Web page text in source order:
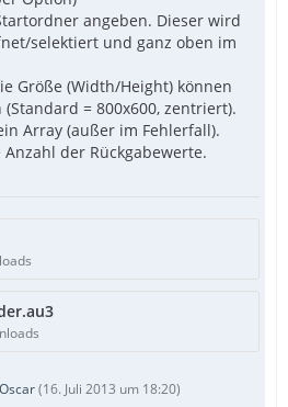
angeben. Dieser wird
selektiert und ganz oben im
Größe (Width/Height) können
= 800x600, zentriert).
Array (außer im Fehlerfall).
der Rückgabewerte.
Oscar(16. Juli 2013 um 18:20)